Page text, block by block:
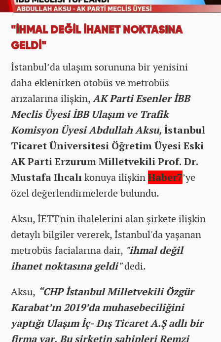
"İHMAL DEĞİL İHANET NOKTASINA
GELDİ"
İstanbul’da ulaşım sorununa bir yenisini
daha eklenirken otobüs ve metrobüs
arızalarına ilişkin,AK Parti Esenler İBB
Meclis Üyesi İBB Ulaşım ve Trafik
Komisyon Üyesi Abdullah Aksu, İstanbul
Ticaret Üniversitesi Öğretim Üyesi Eski
AK Parti Erzurum Milletvekili Prof. Dr.
Mustafa Ilıcalıkonuya ilişkinHaber7’ye
özel değerlendirmelerde bulundu.
Aksu, İETT'nin ihalelerini alan şirkete ilişkin
detaylı bilgiler vererek, İstanbul'da yaşanan
metrobüs facialarına dair, "ihmal değil
ihanet noktasına geldi"dedi.
Aksu, “CHP İstanbul Milletvekili Özgür
Karabat’ın 2019’da muhasebeciliğini
yaptığı Ulaşım İç- Dış Ticaret A.Ş adlı bir
firma var. Bu şirketin sahipleri Remzi